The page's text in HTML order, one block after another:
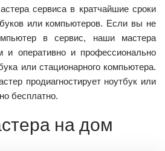
сервиса в кратчайшие сроки
или компьютеров. Если вы не
в сервис, наши мастера
оперативно и профессионально
или стационарного компьютера.
продиагностирует ноутбук или
бесплатно.
на дом